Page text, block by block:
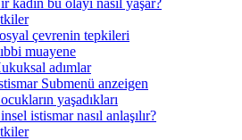
kadın bu olayı nasıl yaşar?
çevrenin tepkileri
muayene
adımlar
Submenü anzeigen
yaşadıkları
istismar nasıl anlaşılır?